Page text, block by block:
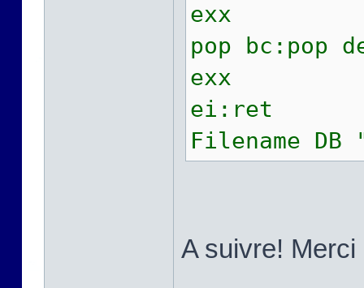
exx
pop bc:pop
exx
ei:ret
Filename DB
A suivre!